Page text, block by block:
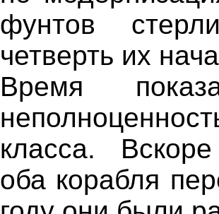
фунтов
четверть их
Время
класса.
оба корабля